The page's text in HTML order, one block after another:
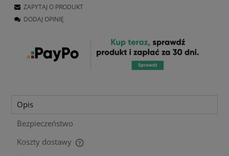
ZAPYTAJ O PRODUKT
DODAJ OPINIĘ
Opis
Bezpieczeństwo
Koszty dostawy
Cena nie zawiera ewentualnych kosztów płatności